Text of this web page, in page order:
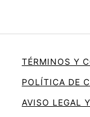
TÉRMINOS Y
POLÍTICA DE
AVISO LEGAL